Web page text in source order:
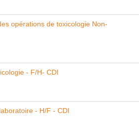
opérations de toxicologie Non-
- F/H- CDI
- H/F - CDI